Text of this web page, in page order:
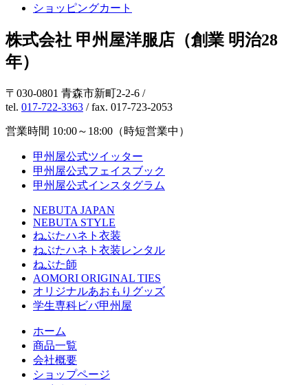
ショッピングカート
株式会社 甲州屋洋服店（創業 明治28
年）
〒030-0801 青森市新町2-2-6 /
tel. 017-722-3363 / fax. 017-723-2053
営業時間 10:00～18:00（時短営業中）
甲州屋公式ツイッター
甲州屋公式フェイスブック
甲州屋公式インスタグラム
NEBUTA JAPAN
NEBUTA STYLE
ねぶたハネト衣装
ねぶたハネト衣装レンタル
ねぶた師
AOMORI ORIGINAL TIES
オリジナルあおもりグッズ
学生専科ビバ甲州屋
ホーム
商品一覧
会社概要
ショップページ